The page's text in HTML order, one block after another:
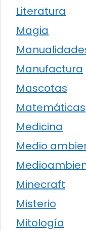
Literatura
Magia
Manufactura
Mascotas
Matemáticas
Medicina
Medio
Minecraft
Misterio
Mitología